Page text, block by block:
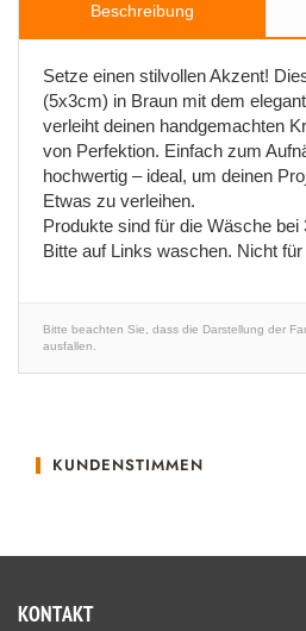
Beschreibung
Setze einen stilvollen Akzent!
(5x3cm) in Braun mit dem
verleiht deinen handgemachten
von Perfektion. Einfach zum
hochwertig – ideal, um deinen
Etwas zu verleihen.
Produkte sind für die Wäsche bei
Bitte auf Links waschen. Nicht
Bitte beachten Sie, dass die Darstellung der
ausfallen.
KUNDENSTIMMEN
KONTAKT